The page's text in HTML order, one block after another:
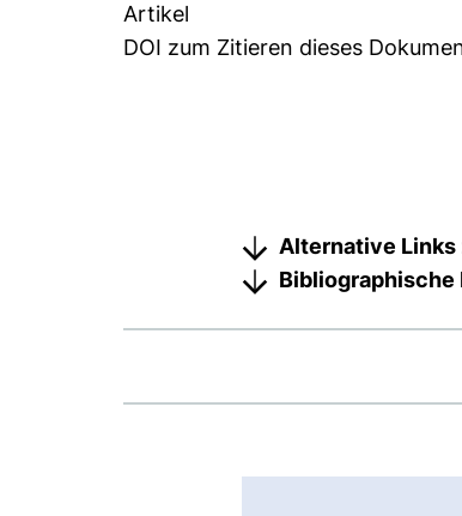
Artikel
DOI zum Zitieren dieses
Alternative